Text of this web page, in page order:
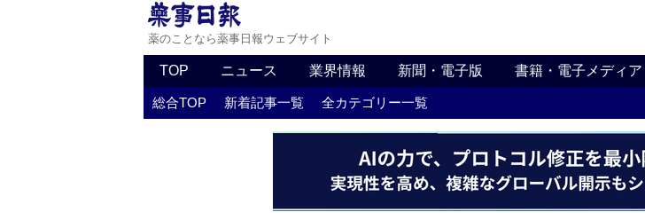
薬のことなら薬事日報ウェブサイト
TOP ニュース 業界情報 新聞・電子版 書籍・電子メディア
総合TOP 新着記事一覧 全カテゴリー一覧